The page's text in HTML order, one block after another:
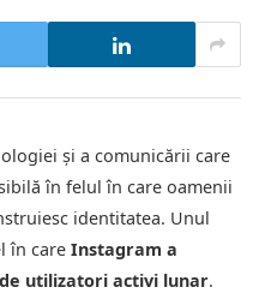
și a comunicării care
în felul în care oamenii
identitatea. Unul
în care Instagram a
utilizatori activi lunar.